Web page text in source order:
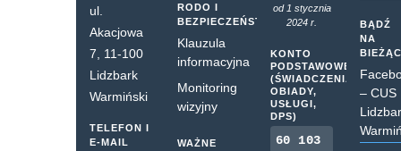
ul.
Akacjowa
7, 11-100
Lidzbark
Warmiński
TELEFON I
E-MAIL
RODO I
BEZPIECZEŃSTWO
Klauzula
informacyjna
Monitoring
wizyjny
WAŻNE
od 1 stycznia
2024 r.
KONTO
PODSTAWOWE
(ŚWIADCZENIA,
OBIADY,
USŁUGI,
DPS)
60 103
BĄDŹ
NA
– CUS